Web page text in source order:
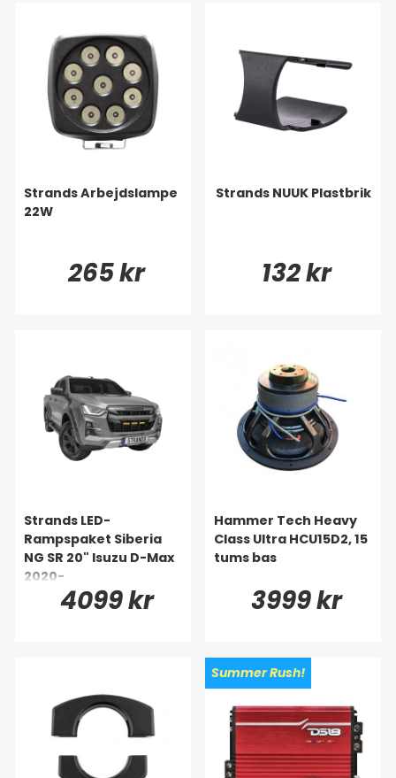
Strands Arbejdslampe
22W
265 kr
Strands NUUK Plastbrik
132 kr
Strands LED-
Rampspaket Siberia
NG SR 20" Isuzu D-Max
2020-
4099 kr
Hammer Tech Heavy
Class Ultra HCU15D2, 15
tums bas
3999 kr
Summer Rush!